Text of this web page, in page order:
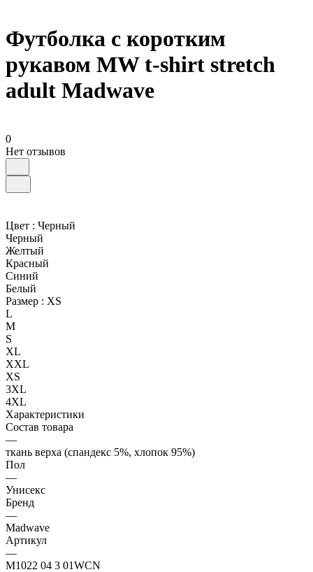
Футболка с коротким
рукавом MW t-shirt stretch
adult Madwave
0
Нет отзывов
Цвет : Черный
Черный
Желтый
Красный
Синий
Белый
Размер : XS
L
M
S
XL
XXL
XS
3XL
4XL
Характеристики
Состав товара
—
ткань верха (спандекс 5%, хлопок 95%)
Пол
—
Унисекс
Бренд
—
Madwave
Артикул
—
M1022 04 3 01WCN